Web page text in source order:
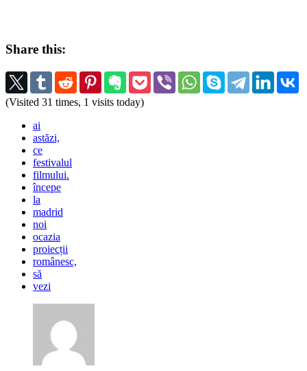
Share this:
(Visited 31 times, 1 visits today)
ai
astăzi,
ce
festivalul
filmului.
începe
la
madrid
noi
ocazia
proiecții
românesc,
să
vezi